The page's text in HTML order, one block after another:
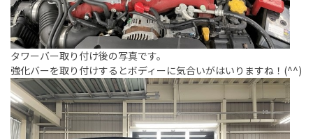
タワーバー取り付け後の写真です。
強化バーを取り付けするとボディーに気合いがはいりますね！(^^)